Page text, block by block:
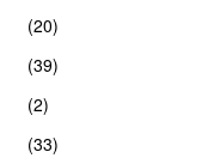
(20)
(39)
(2)
(33)